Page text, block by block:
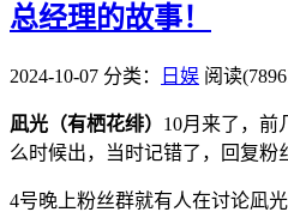
总经理的故事！
2024-10-07 分类： 日娱 阅读
凪光（有栖花绯） 10月来了，前
么时候出，当时记错了，回复粉
4号晚上粉丝群就有人在讨论凪